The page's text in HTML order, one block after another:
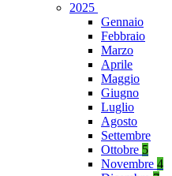
2025
Gennaio
Febbraio
Marzo
Aprile
Maggio
Giugno
Luglio
Agosto
Settembre
Ottobre 5
Novembre 4